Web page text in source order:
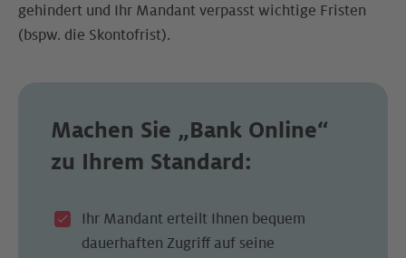
gehindert und Ihr Mandant verpasst wichtige Fristen
(bspw. die Skontofrist).
Machen Sie „Bank Online“
zu Ihrem Standard:
Ihr Mandant erteilt Ihnen bequem
dauerhaften Zugriff auf seine